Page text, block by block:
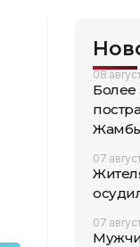
08
Более
07
07